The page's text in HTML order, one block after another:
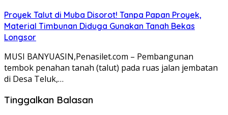
Proyek Talut di Muba Disorot! Tanpa Papan Proyek,
Material Timbunan Diduga Gunakan Tanah Bekas
Longsor
MUSI BANYUASIN,Penasilet.com – Pembangunan
tembok penahan tanah (talut) pada ruas jalan jembatan
di Desa Teluk,…
Tinggalkan Balasan